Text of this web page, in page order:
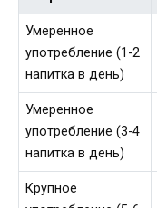
Умеренное
употребление (1-2
напитка в день)
Умеренное
употребление (3-4
напитка в день)
Крупное